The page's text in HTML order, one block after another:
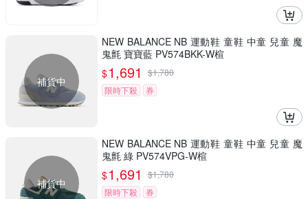
補貨中
NEW BALANCE NB 運動鞋 童鞋 中童 兒童 魔
鬼氈 寶寶藍 PV574BKK-W楦
$1,691 $1,780
限時下殺
券
補貨中
NEW BALANCE NB 運動鞋 童鞋 中童 兒童 魔
鬼氈 綠 PV574VPG-W楦
$1,691 $1,780
限時下殺
券